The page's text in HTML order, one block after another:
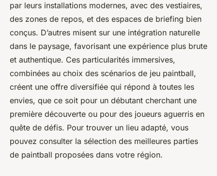
par leurs installations modernes, avec des vestiaires,
des zones de repos, et des espaces de briefing bien
conçus. D’autres misent sur une intégration naturelle
dans le paysage, favorisant une expérience plus brute
et authentique. Ces particularités immersives,
combinées au choix des scénarios de jeu paintball,
créent une offre diversifiée qui répond à toutes les
envies, que ce soit pour un débutant cherchant une
première découverte ou pour des joueurs aguerris en
quête de défis. Pour trouver un lieu adapté, vous
pouvez consulter la sélection des meilleures parties
de paintball proposées dans votre région.